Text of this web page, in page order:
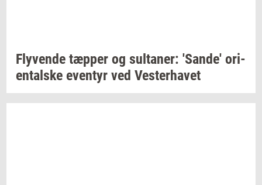
Fly­ven­de tæp­per og sul­ta­ner: 'Sande' ori­
en­tal­ske even­tyr ved Ve­ster­ha­vet